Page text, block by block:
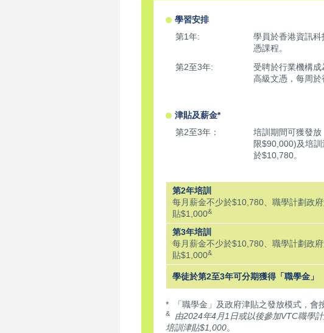
學習安排
第1年:
學員於香港資訊科
憑課程。
第2至3年:
受聘於行業機構
高級文憑，每周於
津貼及薪金*
第2至3年：
培訓期間可獲發
限$90,000)及培
於$10,780。
第2年培訓
每月薪金不少於$10,780、職學計劃政
貼$1,000&
第3年培訓
每月薪金不少於$10,780、職學計劃政
貼$1,000&
學徒於第2至3年可分期獲得「職學金」
* 「職學金」及政府津貼之發放模式，會
&
由2024年4月1日或以後參加VTC職學
培訓津貼$1,000。